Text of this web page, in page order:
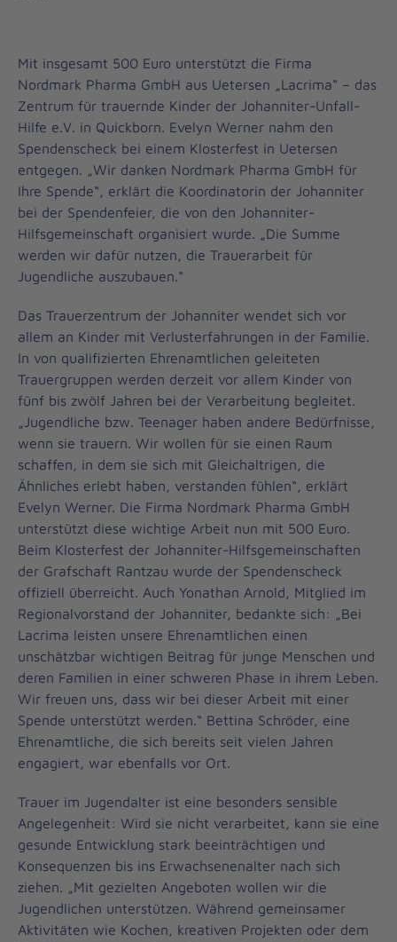
Mit insgesamt 500 Euro unterstützt die Firma
Nordmark Pharma GmbH aus Uetersen „Lacrima“ – das
Zentrum für trauernde Kinder der Johanniter-Unfall-
Hilfe e.V. in Quickborn. Evelyn Werner nahm den
Spendenscheck bei einem Klosterfest in Uetersen
entgegen. „Wir danken Nordmark Pharma GmbH für
Ihre Spende“, erklärt die Koordinatorin der Johanniter
bei der Spendenfeier, die von den Johanniter-
Hilfsgemeinschaft organisiert wurde. „Die Summe
werden wir dafür nutzen, die Trauerarbeit für
Jugendliche auszubauen.“
Das Trauerzentrum der Johanniter wendet sich vor
allem an Kinder mit Verlusterfahrungen in der Familie.
In von qualifizierten Ehrenamtlichen geleiteten
Trauergruppen werden derzeit vor allem Kinder von
fünf bis zwölf Jahren bei der Verarbeitung begleitet.
„Jugendliche bzw. Teenager haben andere Bedürfnisse,
wenn sie trauern. Wir wollen für sie einen Raum
schaffen, in dem sie sich mit Gleichaltrigen, die
Ähnliches erlebt haben, verstanden fühlen“, erklärt
Evelyn Werner. Die Firma Nordmark Pharma GmbH
unterstützt diese wichtige Arbeit nun mit 500 Euro.
Beim Klosterfest der Johanniter-Hilfsgemeinschaften
der Grafschaft Rantzau wurde der Spendenscheck
offiziell überreicht. Auch Yonathan Arnold, Mitglied im
Regionalvorstand der Johanniter, bedankte sich: „Bei
Lacrima leisten unsere Ehrenamtlichen einen
unschätzbar wichtigen Beitrag für junge Menschen und
deren Familien in einer schweren Phase in ihrem Leben.
Wir freuen uns, dass wir bei dieser Arbeit mit einer
Spende unterstützt werden.“ Bettina Schröder, eine
Ehrenamtliche, die sich bereits seit vielen Jahren
engagiert, war ebenfalls vor Ort.
Trauer im Jugendalter ist eine besonders sensible
Angelegenheit: Wird sie nicht verarbeitet, kann sie eine
gesunde Entwicklung stark beeinträchtigen und
Konsequenzen bis ins Erwachsenenalter nach sich
ziehen. „Mit gezielten Angeboten wollen wir die
Jugendlichen unterstützen. Während gemeinsamer
Aktivitäten wie Kochen, kreativen Projekten oder dem